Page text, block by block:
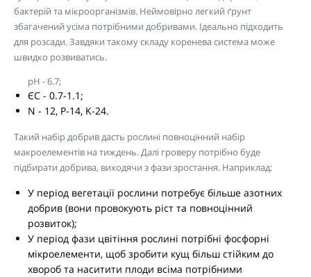
бактерій та мікроорганізмів. Неймовірно легкий ґрунт
збагачений усіма потрібними добривами. Ідеально підходить
для розсади. Завдяки такому складу коренева система може
швидко розвиватись.
pH - 6.7;
ЄС - 0.7-1.1;
N - 12, P-14, K-24.
Такий набір добрив дасть рослині повноцінний набір
макроелементів на тиждень. Далі гроверу потрібно буде
підбирати добрива, виходячи з фази зростання. Наприклад:
У період вегетації рослини потребує більше азотних
добрив (вони провокують ріст та повноцінний
розвиток);
У період фази цвітіння рослині потрібні фосфорні
мікроелементи, щоб зробити кущ більш стійким до
хвороб та наситити плоди всіма потрібними